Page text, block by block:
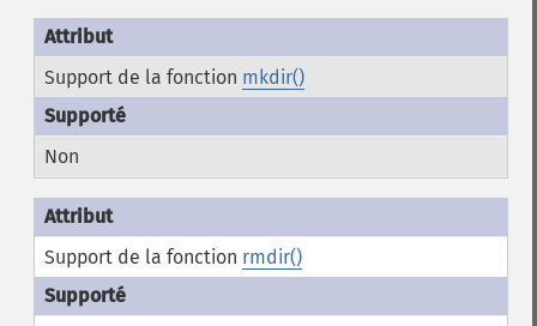
Support de la fonction mkdir()
Non
Support de la fonction rmdir()